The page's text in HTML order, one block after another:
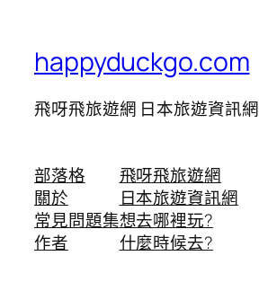
happyduckgo.com
飛呀飛旅遊網 日本旅遊資訊網
部落格
關於
常見問題集
作者
飛呀飛旅遊網
日本旅遊資訊網
想去哪裡玩?
什麼時候去?